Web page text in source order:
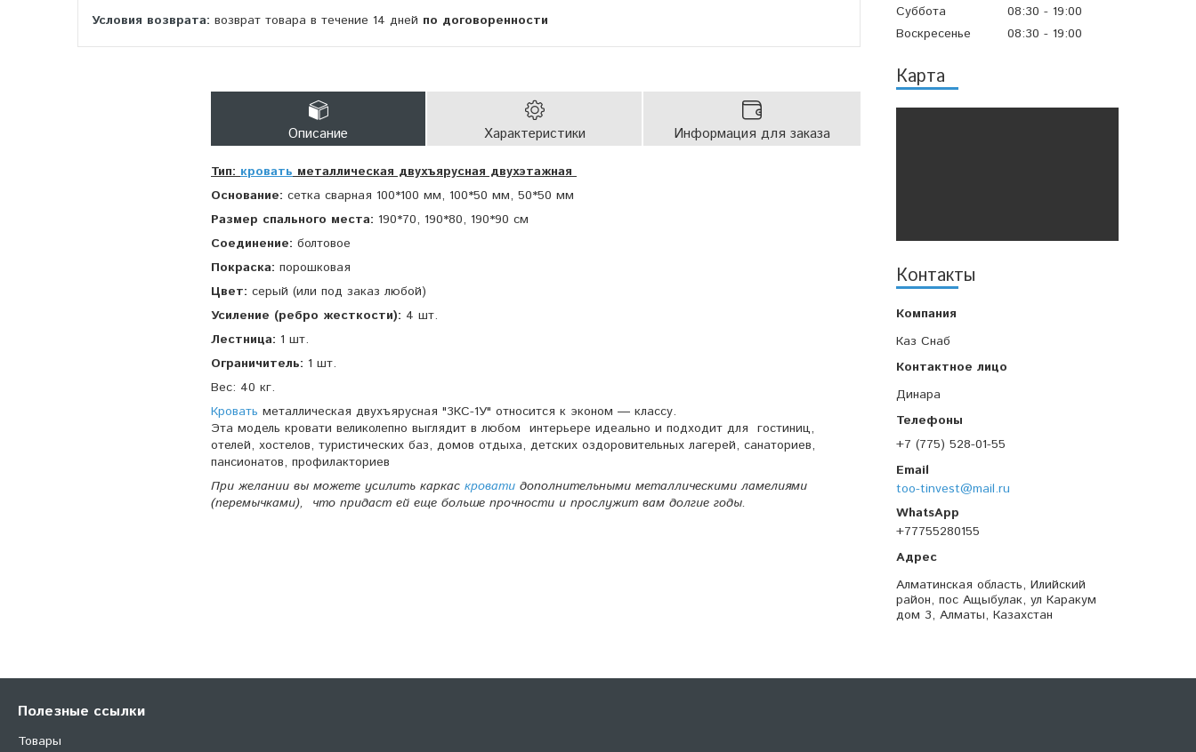
Суббота
08:30
19:00
Воскресенье
08:30 19:00
Карта
Контакты
Каз Снаб
Динара
+7 (775) 528-01-55
too-tinvest@mail.ru
+77755280155
Алматинская область, Илийский
район, пос Ащыбулак, ул Каракум
дом 3, Алматы, Казахстан
возврат товара в течение 14 дней по договоренности
Описание Характеристики Информация для заказа
Тип: кровать металлическая двухъярусная двухэтажная
Основание: сетка сварная 100*100 мм, 100*50 мм, 50*50 мм
Размер спального места: 190*70, 190*80, 190*90 см
Соединение: болтовое
Покраска: порошковая
Цвет: серый (или под заказ любой)
Усиление (ребро жесткости): 4 шт.
Лестница: 1 шт.
Ограничитель: 1 шт.
Вес: 40 кг.
Кровать металлическая двухъярусная "3КС-1У" относится к эконом ― классу.
Эта модель кровати великолепно выглядит в любом интерьере идеально и подходит для гостиниц,
отелей, хостелов, туристических баз, домов отдыха, детских оздоровительных лагерей, санаториев,
пансионатов, профилакториев
При желании вы можете усилить каркас кровати дополнительными металлическими ламелиями
(перемычками), что придаст ей еще больше прочности и прослужит вам долгие годы.
Полезные ссылки
Товары